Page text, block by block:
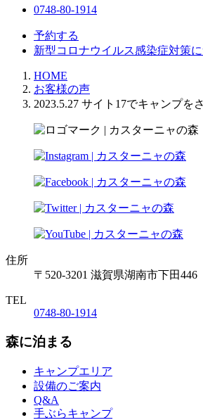
0748-80-1914
予約する
新型コロナウイルス感染症対策
HOME
お客様の声
2023.5.27 サイト17でキャンプを
住所
〒520-3201 滋賀県湖南市下田446
TEL
0748-80-1914
森に泊まる
キャンプエリア
設備のご案内
Q&A
手ぶらキャンプ